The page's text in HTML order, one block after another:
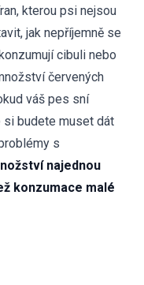
kterou psi nejsou
jak nepříjemně se
cibuli nebo
červených
váš pes sní
si budete muset dát
s
najednou
konzumace malé